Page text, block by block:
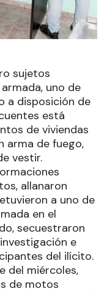
sujetos
uno de
a disposición de
está
de viviendas
arma de fuego,
vestir.
allanaron
a uno de
en el
secuestraron
e
del ilícito.
del miércoles,
de motos